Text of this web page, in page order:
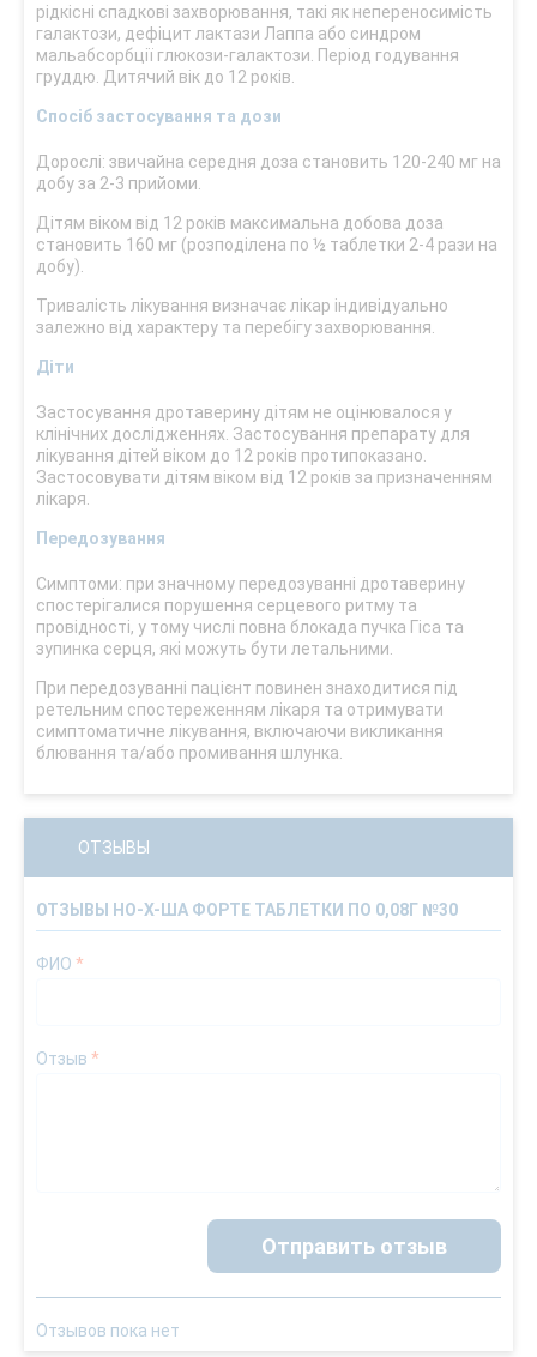
рідкісні спадкові захворювання, такі як непереносимість
галактози, дефіцит лактази Лаппа або синдром
мальабсорбції глюкози-галактози. Період годування
груддю. Дитячий вік до 12 років.
Спосіб застосування та дози
Дорослі: звичайна середня доза становить 120-240 мг на
добу за 2-3 прийоми.
Дітям віком від 12 років максимальна добова доза
становить 160 мг (розподілена по ½ таблетки 2-4 рази на
добу).
Тривалість лікування визначає лікар індивідуально
залежно від характеру та перебігу захворювання.
Діти
Застосування дротаверину дітям не оцінювалося у
клінічних дослідженнях. Застосування препарату для
лікування дітей віком до 12 років протипоказано.
Застосовувати дітям віком від 12 років за призначенням
лікаря.
Передозування
Симптоми: при значному передозуванні дротаверину
спостерігалися порушення серцевого ритму та
провідності, у тому числі повна блокада пучка Гіса та
зупинка серця, які можуть бути летальними.
При передозуванні пацієнт повинен знаходитися під
ретельним спостереженням лікаря та отримувати
симптоматичне лікування, включаючи викликання
блювання та/або промивання шлунка.
ОТЗЫВЫ
ОТЗЫВЫ НО-Х-ША ФОРТЕ ТАБЛЕТКИ ПО 0,08Г №30
ФИО *
Отзыв *
Отправить отзыв
Отзывов пока нет